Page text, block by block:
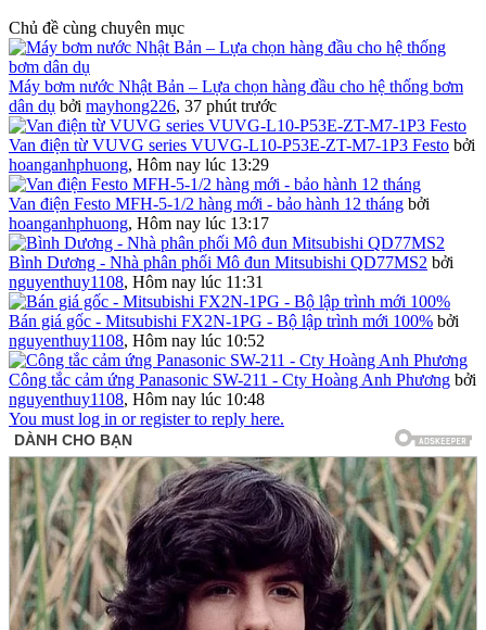
Chủ đề cùng chuyên mục
Máy bơm nước Nhật Bản – Lựa chọn hàng đầu cho hệ thống bơm
dân dụ bởi mayhong226, 37 phút trước
Van điện từ VUVG series VUVG-L10-P53E-ZT-M7-1P3 Festo bởi
hoanganhphuong, Hôm nay lúc 13:29
Van điện Festo MFH-5-1/2 hàng mới - bảo hành 12 tháng bởi
hoanganhphuong, Hôm nay lúc 13:17
Bình Dương - Nhà phân phối Mô đun Mitsubishi QD77MS2 bởi
nguyenthuy1108, Hôm nay lúc 11:31
Bán giá gốc - Mitsubishi FX2N-1PG - Bộ lập trình mới 100% bởi
nguyenthuy1108, Hôm nay lúc 10:52
Công tắc cảm ứng Panasonic SW-211 - Cty Hoàng Anh Phương bởi
nguyenthuy1108, Hôm nay lúc 10:48
You must log in or register to reply here.